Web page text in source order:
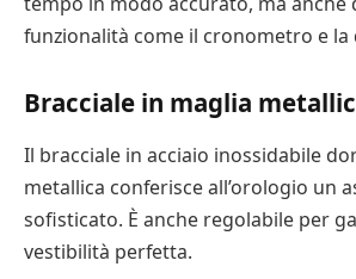
funzionalità come il cronometro e la
Bracciale in maglia
Il bracciale in acciaio inossidabile
metallica conferisce all’orologio un
sofisticato. È anche regolabile per
vestibilità perfetta.